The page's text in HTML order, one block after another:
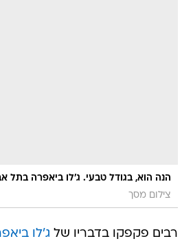
הנה הוא, בגודל טבעי. ג'לו ביאפרה בתל
צילום מסך
רבים פקפקו בדבריו של ג'לו